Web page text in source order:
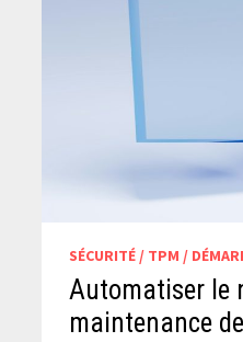
SÉCURITÉ / TPM /
Automatiser le
maintenance